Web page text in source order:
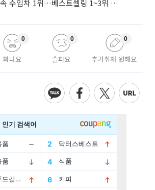
테슬라, 6개월 연속 수입차 1위…베스트셀링 1~3위 싹쓸이
화나요
0
슬퍼요
0
추가취재 원해요
0